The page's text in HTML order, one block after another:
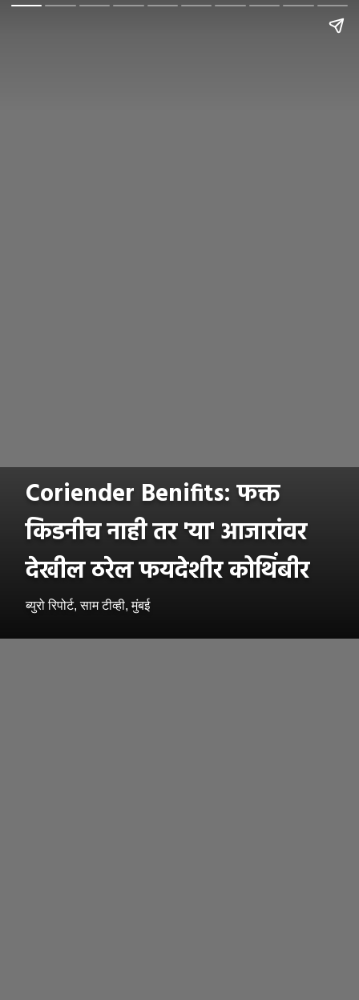
Coriender Benifits: फक्त
किडनीच नाही तर 'या' आजारांवर
देखील ठरेल फयदेशीर कोथिंबीर
ब्युरो रिपोर्ट, साम टीव्ही, मुंबई